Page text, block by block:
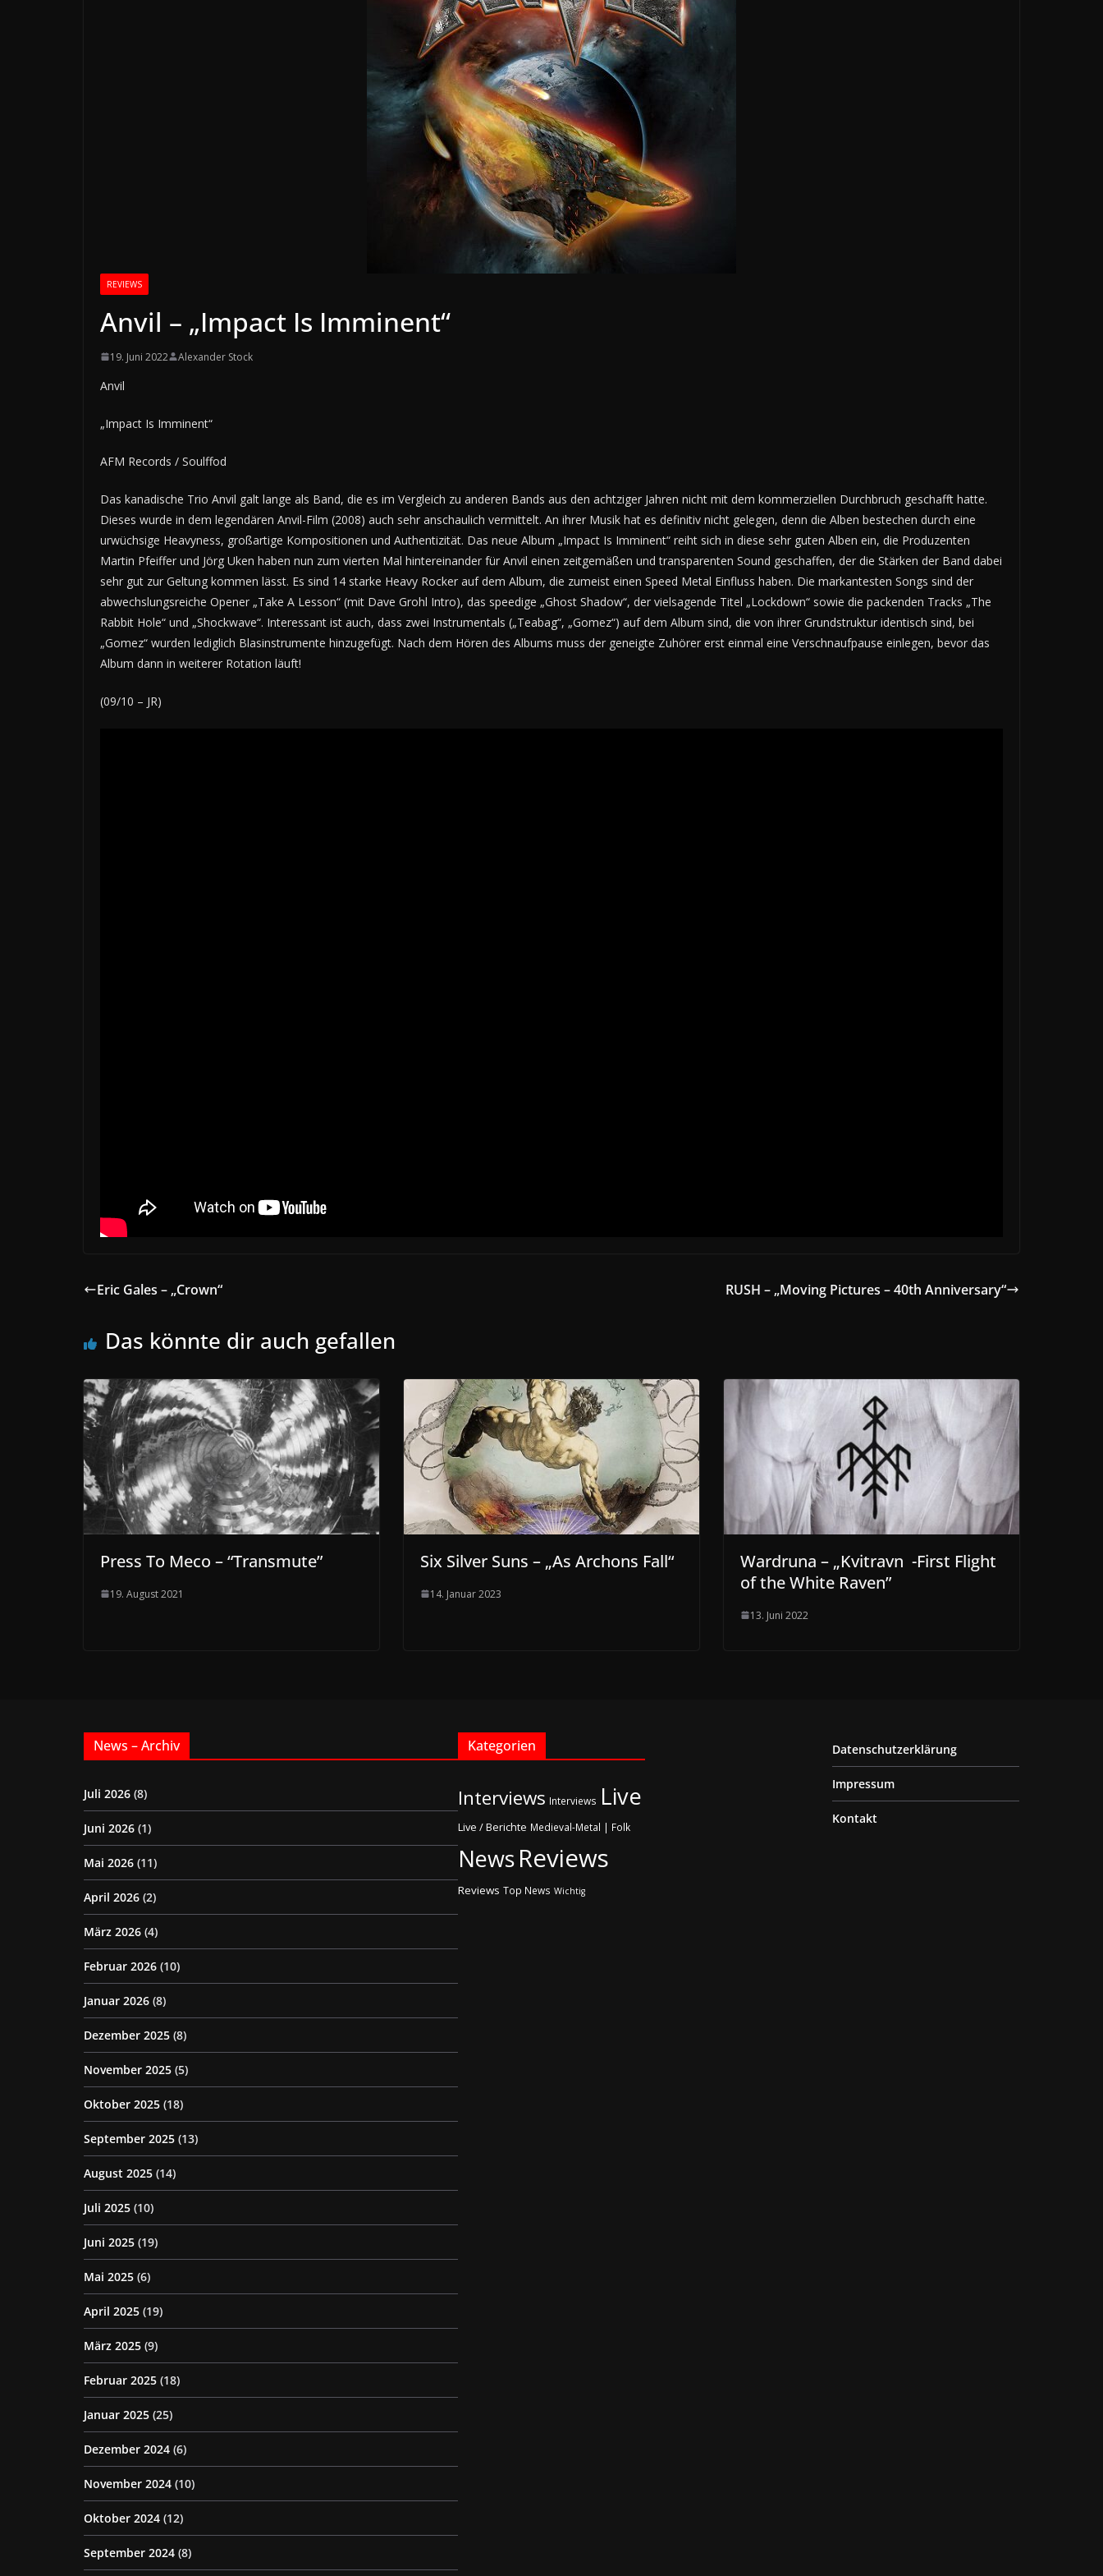
REVIEWS
Anvil – „Impact Is Imminent“
19. Juni 2022 Alexander Stock
Anvil
„Impact Is Imminent“
AFM Records / Soulffod
Das kanadische Trio Anvil galt lange als Band, die es im Vergleich zu anderen Bands aus den achtziger Jahren nicht mit dem kommerziellen Durchbruch geschafft hatte.
Dieses wurde in dem legendären Anvil-Film (2008) auch sehr anschaulich vermittelt. An ihrer Musik hat es definitiv nicht gelegen, denn die Alben bestechen durch eine
urwüchsige Heavyness, großartige Kompositionen und Authentizität. Das neue Album „Impact Is Imminent“ reiht sich in diese sehr guten Alben ein, die Produzenten
Martin Pfeiffer und Jörg Uken haben nun zum vierten Mal hintereinander für Anvil einen zeitgemäßen und transparenten Sound geschaffen, der die Stärken der Band dabei
sehr gut zur Geltung kommen lässt. Es sind 14 starke Heavy Rocker auf dem Album, die zumeist einen Speed Metal Einfluss haben. Die markantesten Songs sind der
abwechslungsreiche Opener „Take A Lesson“ (mit Dave Grohl Intro), das speedige „Ghost Shadow“, der vielsagende Titel „Lockdown“ sowie die packenden Tracks „The
Rabbit Hole“ und „Shockwave“. Interessant ist auch, dass zwei Instrumentals („Teabag“, „Gomez“) auf dem Album sind, die von ihrer Grundstruktur identisch sind, bei
„Gomez“ wurden lediglich Blasinstrumente hinzugefügt. Nach dem Hören des Albums muss der geneigte Zuhörer erst einmal eine Verschnaufpause einlegen, bevor das
Album dann in weiterer Rotation läuft!
(09/10 – JR)
Eric Gales – „Crown“ RUSH – „Moving Pictures – 40th Anniversary“
Das könnte dir auch gefallen
Press To Meco – “Transmute”
19. August 2021
Six Silver Suns – „As Archons Fall“
14. Januar 2023
Wardruna – „Kvitravn -First Flight
of the White Raven”
13. Juni 2022
News – Archiv
Juli 2026 (8)
Juni 2026 (1)
Mai 2026 (11)
April 2026 (2)
März 2026 (4)
Februar 2026 (10)
Januar 2026 (8)
Dezember 2025 (8)
November 2025 (5)
Oktober 2025 (18)
September 2025 (13)
August 2025 (14)
Juli 2025 (10)
Juni 2025 (19)
Mai 2025 (6)
April 2025 (19)
März 2025 (9)
Februar 2025 (18)
Januar 2025 (25)
Dezember 2024 (6)
November 2024 (10)
Oktober 2024 (12)
September 2024 (8)
Kategorien
Interviews Interviews Live
Live / Berichte Medieval-Metal | Folk
NewsReviews
Reviews Top News Wichtig
Datenschutzerklärung
Impressum
Kontakt